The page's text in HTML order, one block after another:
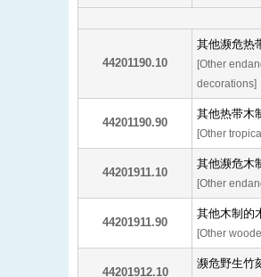
44201190.10
其他濒危热
[Other
decorations]
44201190.90
其他热带木
[Other
44201911.10
其他濒危木
[Other
44201911.90
其他木制的
[Other
44201912.10
濒危野生竹